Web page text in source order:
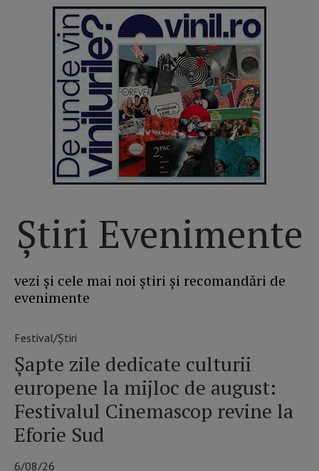
Știri Evenimente
vezi și cele mai noi știri și recomandări de
evenimente
Festival/Știri
Șapte zile dedicate culturii
europene la mijloc de august:
Festivalul Cinemascop revine la
Eforie Sud
6/08/26